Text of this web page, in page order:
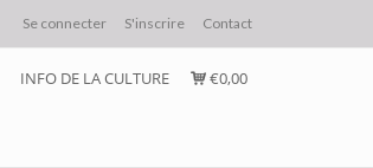
Se connecter S'inscrire Contact
INFO DE LA CULTURE €0,00